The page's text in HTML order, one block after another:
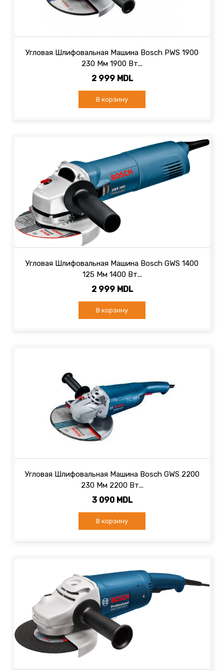
Угловая Шлифовальная Машина Bosch PWS 1900
230 Мм 1900 Вт...
2 999 MDL
В корзину
Угловая Шлифовальная Машина Bosch GWS 1400
125 Мм 1400 Вт...
2 999 MDL
В корзину
Угловая Шлифовальная Машина Bosch GWS 2200
230 Мм 2200 Вт...
3 090 MDL
В корзину